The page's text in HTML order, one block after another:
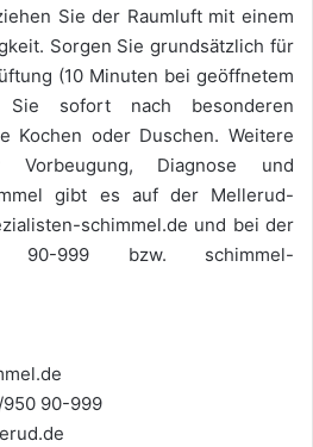
Sie der Raumluft mit einem
Sorgen Sie grundsätzlich für
(10 Minuten bei geöffnetem
sofort nach besonderen
Kochen oder Duschen. Weitere
Diagnose und
gibt es auf der Mellerud-
schimmel.de und bei der
90-999 bzw. schimmel-
90-999